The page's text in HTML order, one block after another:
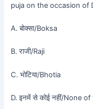
puja on the occasion of
A. बोक्सा/Boksa
B. राजी/Raji
C. भोटिया/Bhotia
D. इनमें से कोई नहीं/None